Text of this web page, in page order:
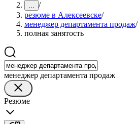
... /
резюме в Алексеевске/
менеджер департамента продаж/
полная занятость
менеджер департамента продаж
Резюме